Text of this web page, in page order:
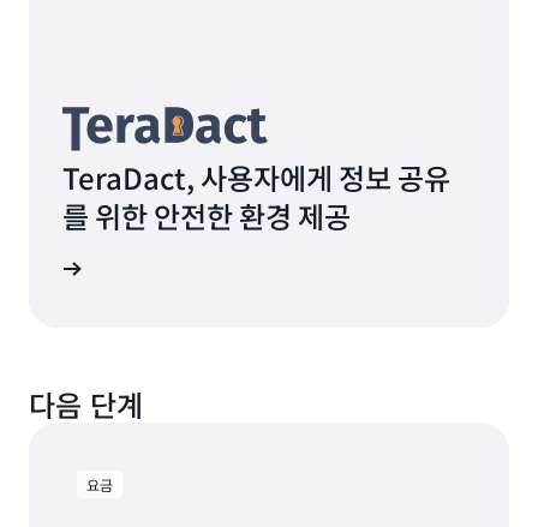
TeraDact, 사용자에게 정보 공유
를 위한 안전한 환경 제공
다음 단계
요금